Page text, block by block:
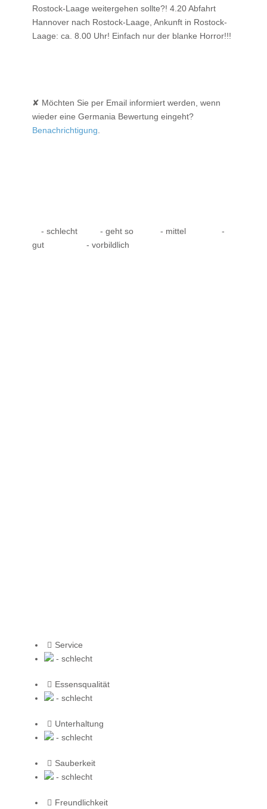
Rostock-Laage weitergehen sollte?! 4.20 Abfahrt
Hannover nach Rostock-Laage, Ankunft in Rostock-
Laage: ca. 8.00 Uhr! Einfach nur der blanke Horror!!!
✘ Möchten Sie per Email informiert werden, wenn
wieder eine Germania Bewertung eingeht?
Benachrichtigung
- schlecht - geht so - mittel
-
gut
- vorbildlich
Service
- schlecht
Essensqualität
- schlecht
Unterhaltung
- schlecht
Sauberkeit
- schlecht
Freundlichkeit